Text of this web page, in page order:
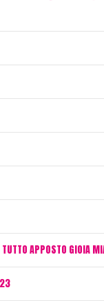
APPOSTO GIOIA